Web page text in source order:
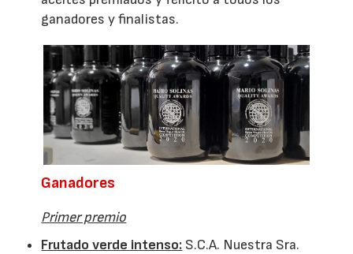
ganadores y finalistas.
Ganadores
Primer premio
Frutado verde intenso: S.C.A. Nuestra Sra.